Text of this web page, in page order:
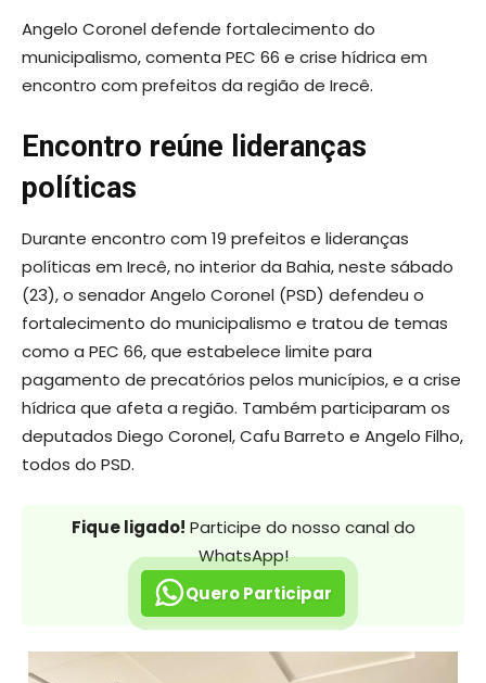
Angelo Coronel defende fortalecimento do
municipalismo, comenta PEC 66 e crise hídrica em
encontro com prefeitos da região de Irecê.
Encontro reúne lideranças
políticas
Durante encontro com 19 prefeitos e lideranças
políticas em Irecê, no interior da Bahia, neste sábado
(23), o senador Angelo Coronel (PSD) defendeu o
fortalecimento do municipalismo e tratou de temas
como a PEC 66, que estabelece limite para
pagamento de precatórios pelos municípios, e a crise
hídrica que afeta a região. Também participaram os
deputados Diego Coronel, Cafu Barreto e Angelo Filho,
todos do PSD.
Fique ligado! Participe do nosso canal do
WhatsApp!
Quero Participar